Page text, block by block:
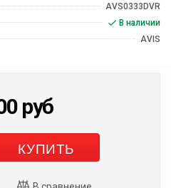
AVS0333DVR
В наличии
AVIS
руб
КУПИТЬ